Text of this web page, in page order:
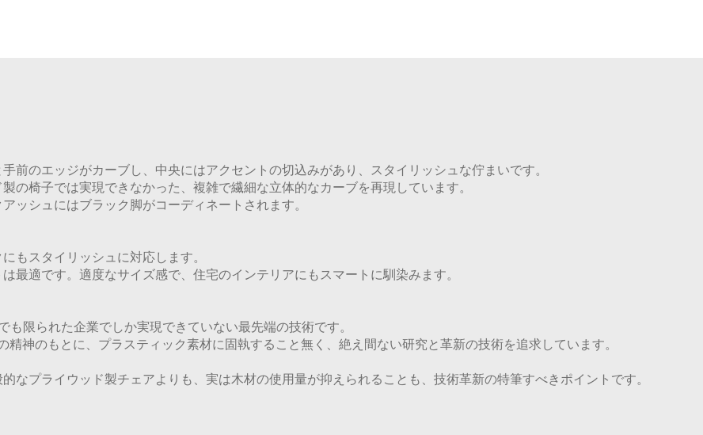
前のエッジがカーブし、中央にはアクセントの切込みがあり、スタイリッシュな佇まいです。
の椅子では実現できなかった、複雑で繊細な立体的なカーブを再現しています。
ッシュにはブラック脚がコーディネートされます。
もスタイリッシュに対応します。
最適です。適度なサイズ感で、住宅のインテリアにもスマートに馴染みます。
限られた企業でしか実現できていない最先端の技術です。
神のもとに、プラスティック素材に固執すること無く、絶え間ない研究と革新の技術を追求しています。
なプライウッド製チェアよりも、実は木材の使用量が抑えられることも、技術革新の特筆すべきポイントです。